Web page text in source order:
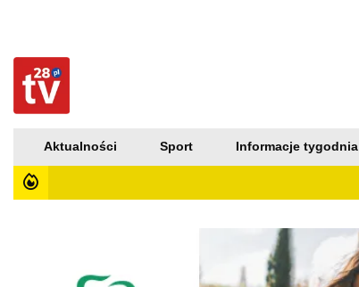
Aktualności Sport Informacje tygodnia